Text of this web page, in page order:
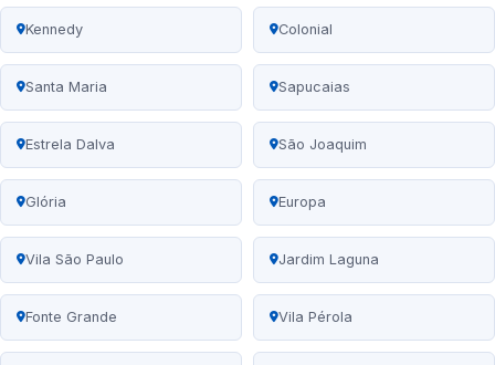
Kennedy Colonial
Santa Maria Sapucaias
Estrela Dalva São Joaquim
Glória Europa
Vila São Paulo Jardim Laguna
Fonte Grande Vila Pérola